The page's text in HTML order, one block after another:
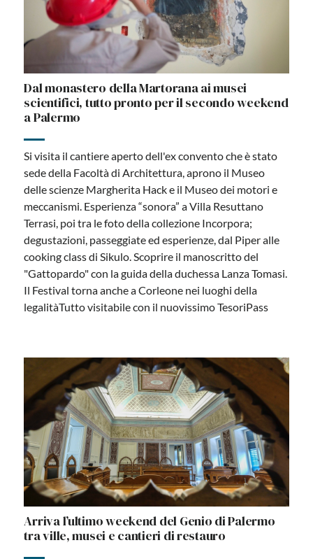
Dal monastero della Martorana ai musei
scientifici, tutto pronto per il secondo weekend
a Palermo
Si visita il cantiere aperto dell'ex convento che è stato
sede della Facoltà di Architettura, aprono il Museo
delle scienze Margherita Hack e il Museo dei motori e
meccanismi. Esperienza “sonora” a Villa Resuttano
Terrasi, poi tra le foto della collezione Incorpora;
degustazioni, passeggiate ed esperienze, dal Piper alle
cooking class di Sikulo. Scoprire il manoscritto del
"Gattopardo" con la guida della duchessa Lanza Tomasi.
Il Festival torna anche a Corleone nei luoghi della
legalitàTutto visitabile con il nuovissimo TesoriPass
Arriva l’ultimo weekend del Genio di Palermo
tra ville, musei e cantieri di restauro